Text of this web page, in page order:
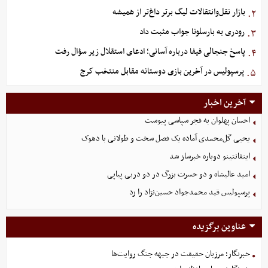
۲. بازار نقل‌وانتقالات لیگ برتر داغ‌تر از همیشه
۳. رودری به بارسلونا جواب مثبت داد
۴. پاسخ جنجالی فیفا درباره آسانی؛ ادعای استقلال زیر سؤال رفت
۵. پرسپولیس در آخرین بازی دوستانه مقابل منتخب کرج
آخرین اخبار
احسان پهلوان به فجر سپاسی پیوست
یحیی گل‌محمدی آماده یک فصل سخت و طولانی با دهوک
اینفانتینو دوباره خبرساز شد
امید عالیشاه و دو حسرت بزرگ در دو دربی پیاپی
پرسپولیس قید محمدجواد حسین‌نژاد را زد
عناوین برگزیده
خبرنگار؛ مرزبان حقیقت در جبهه جنگ روایت‌ها